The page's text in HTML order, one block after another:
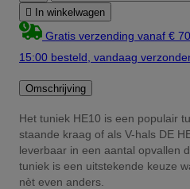

In winkelwagen
Gratis verzending vanaf €
15:00 besteld, vandaag
Omschrijving
Het tuniek HE10 is een populair
staande kraag of als V-hals DE
leverbaar in een aantal opvallen
tuniek is een uitstekende keuze
nèt even anders.